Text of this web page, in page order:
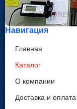
Навигация
Главная
Каталог
О компании
Доставка и оплата